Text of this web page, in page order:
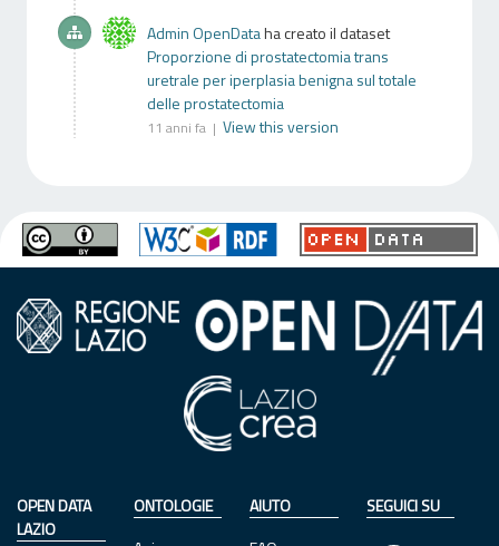
Admin OpenDataha creato il dataset
Proporzione di prostatectomia trans
uretrale per iperplasia benigna sul totale
delle prostatectomia
11 anni fa | View this version
OPEN DATA
LAZIO
ONTOLOGIE
AIUTO
SEGUICI SU